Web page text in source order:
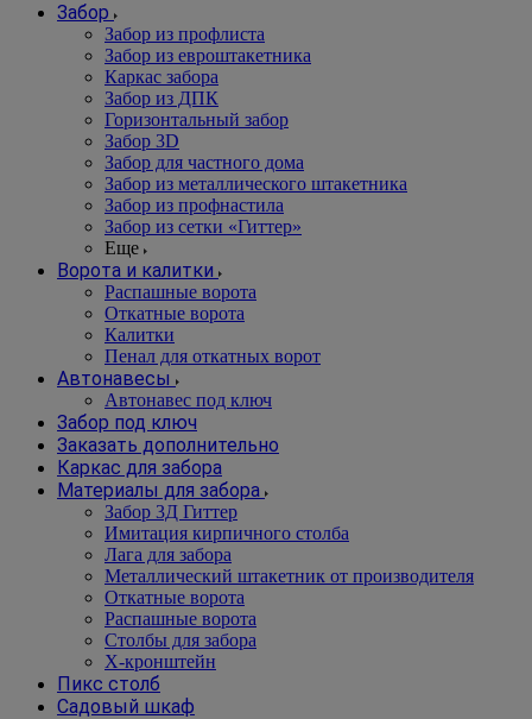
Забор
Забор из профлиста
Забор из евроштакетника
Каркас забора
Забор из ДПК
Горизонтальный забор
Забор 3D
Забор для частного дома
Забор из металлического штакетника
Забор из профнастила
Забор из сетки «Гиттер»
Еще
Ворота и калитки
Распашные ворота
Откатные ворота
Калитки
Пенал для откатных ворот
Автонавесы
Автонавес под ключ
Забор под ключ
Заказать дополнительно
Каркас для забора
Материалы для забора
Забор 3Д Гиттер
Имитация кирпичного столба
Лага для забора
Металлический штакетник от производителя
Откатные ворота
Распашные ворота
Столбы для забора
Х-кронштейн
Пикс столб
Садовый шкаф